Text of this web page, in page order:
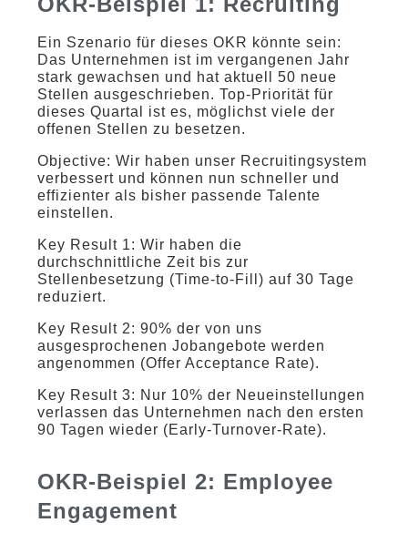
Ein Szenario für dieses OKR könnte sein:
Das Unternehmen ist im vergangenen Jahr
stark gewachsen und hat aktuell 50 neue
Stellen ausgeschrieben. Top-Priorität für
dieses Quartal ist es, möglichst viele der
offenen Stellen zu besetzen.
Objective: Wir haben unser Recruitingsystem
verbessert und können nun schneller und
effizienter als bisher passende Talente
einstellen.
Key Result 1: Wir haben die
durchschnittliche Zeit bis zur
Stellenbesetzung (Time-to-Fill) auf 30 Tage
reduziert.
Key Result 2: 90% der von uns
ausgesprochenen Jobangebote werden
angenommen (Offer Acceptance Rate).
Key Result 3: Nur 10% der Neueinstellungen
verlassen das Unternehmen nach den ersten
90 Tagen wieder (Early-Turnover-Rate).
OKR-Beispiel 2: Employee
Engagement